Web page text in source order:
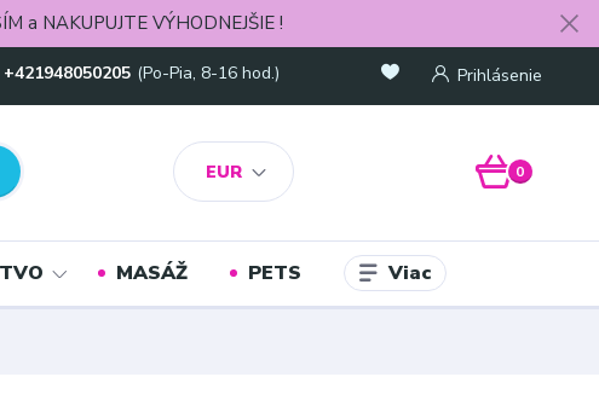
a NAKUPUJTE VÝHODNEJŠIE !
EUR
Prihlásenie
+421948050205 (Po-Pia, 8-16 hod.)
0
MASÁŽ PETS Viac